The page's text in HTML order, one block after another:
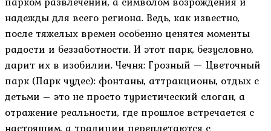
надежды для всего региона. Ведь, как известно,
после тяжелых времен особенно ценятся моменты
радости и беззаботности. И этот парк, безусловно,
дарит их в изобилии. Чечня: Грозный — Цветочный
парк (Парк чудес): фонтаны, аттракционы, отдых с
детьми – это не просто туристический слоган, а
отражение реальности, где прошлое встречается с
настоящим, а традиции переплетаются с